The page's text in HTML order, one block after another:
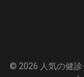
© 2026 人気の健診